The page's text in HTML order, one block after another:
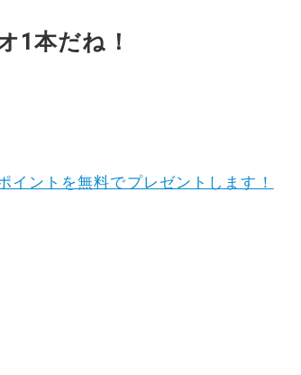
1本だね！
ントを無料でプレゼントします！